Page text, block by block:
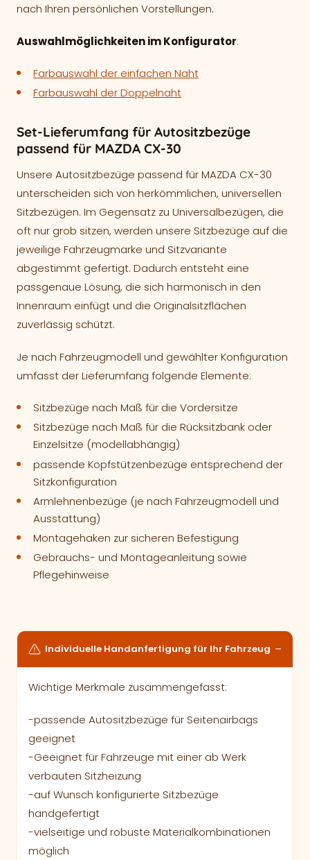
nach Ihren persönlichen Vorstellungen.
Auswahlmöglichkeiten im Konfigurator:
Farbauswahl der einfachen Naht
Farbauswahl der Doppelnaht
Set-Lieferumfang für Autositzbezüge
passend für MAZDA CX-30
Unsere Autositzbezüge passend für MAZDA CX-30
unterscheiden sich von herkömmlichen, universellen
Sitzbezügen. Im Gegensatz zu Universalbezügen, die
oft nur grob sitzen, werden unsere Sitzbezüge auf die
jeweilige Fahrzeugmarke und Sitzvariante
abgestimmt gefertigt. Dadurch entsteht eine
passgenaue Lösung, die sich harmonisch in den
Innenraum einfügt und die Originalsitzflächen
zuverlässig schützt.
Je nach Fahrzeugmodell und gewählter Konfiguration
umfasst der Lieferumfang folgende Elemente:
Sitzbezüge nach Maß für die Vordersitze
Sitzbezüge nach Maß für die Rücksitzbank oder
Einzelsitze (modellabhängig)
passende Kopfstützenbezüge entsprechend der
Sitzkonfiguration
Armlehnenbezüge (je nach Fahrzeugmodell und
Ausstattung)
Montagehaken zur sicheren Befestigung
Gebrauchs- und Montageanleitung sowie
Pflegehinweise
Individuelle Handanfertigung für Ihr Fahrzeug
Wichtige Merkmale zusammengefasst:
-passende Autositzbezüge für Seitenairbags
geeignet
-Geeignet für Fahrzeuge mit einer ab Werk
verbauten Sitzheizung
-auf Wunsch konfigurierte Sitzbezüge
handgefertigt
-vielseitige und robuste Materialkombinationen
möglich